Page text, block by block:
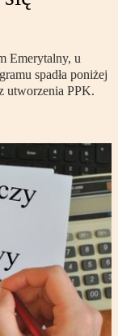
Emerytalny, u
spadła poniżej
utworzenia PPK.